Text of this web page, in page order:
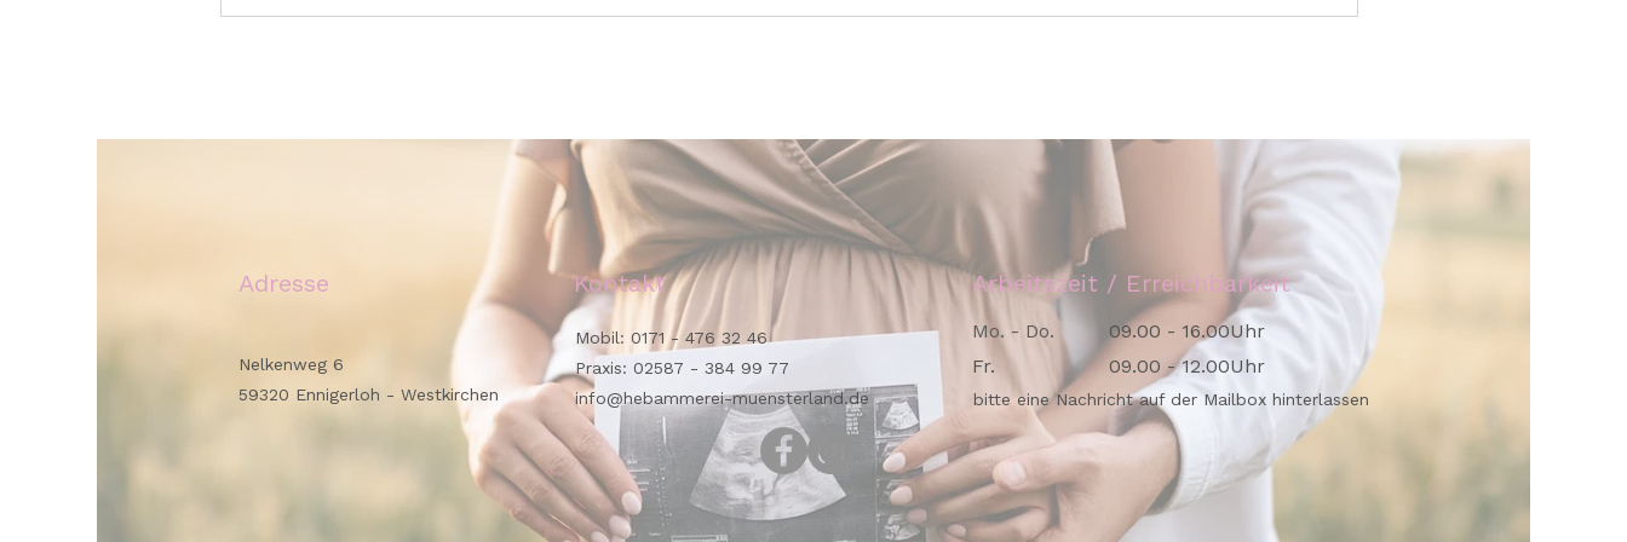
Adresse Kontakt
Nelkenweg 6
59320 Ennigerloh - Westkirchen
Mobil: 0171 - 476 32 46
Praxis: 02587 - 384 99 77
info@hebammerei-muensterland.de
Arbeitszeit / Erreichbarkeit
Mo. - Do.
Fr.
09.00 - 16.00Uhr
09.00 - 12.00Uhr
bitte eine Nachricht auf der Mailbox hinterlassen